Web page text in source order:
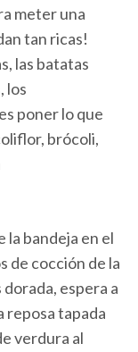
meter una
tan ricas!
las batatas
los
poner lo que
brócoli,
la bandeja en el
de cocción de la
espera a
reposa tapada
verdura al